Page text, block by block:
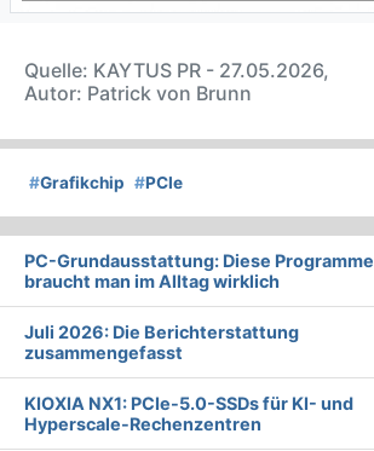
Quelle: KAYTUS PR - 27.05.2026,
Autor: Patrick von Brunn
#Grafikchip #PCIe
PC-Grundausstattung: Diese Programme
braucht man im Alltag wirklich
Juli 2026: Die Bericht­erstattung
zusammengefasst
KIOXIA NX1: PCIe-5.0-SSDs für KI- und
Hyperscale-Rechenzentren